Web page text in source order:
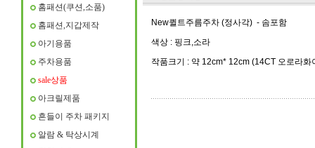
홈패션(쿠션,소품)
홈패션,지갑제작
아기용품
주차용품
sale상품
아크릴제품
흔들이 주차 패키지
알람 & 탁상시계
New퀼트주름주차 (정사각) - 솜포함
색상 : 핑크,소라
작품크기 : 약 12cm* 12cm (14CT 오로라화